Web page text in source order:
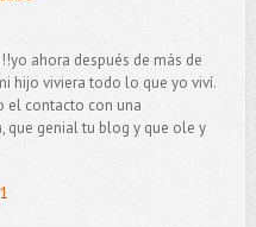
ahora después de más de
hijo viviera todo lo que yo viví.
el contacto con una
que genial tu blog y que ole y